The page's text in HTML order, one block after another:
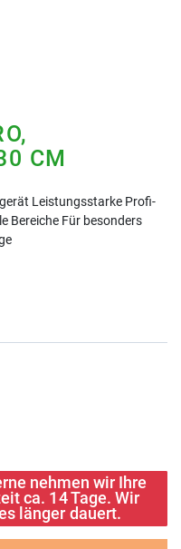
CM
Leistungsstarke Profi-
Bereiche Für besonders
nehmen wir Ihre
ca. 14 Tage. Wir
länger dauert.